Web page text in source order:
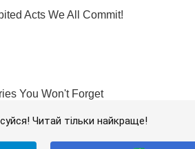
Читай тільки найкраще!